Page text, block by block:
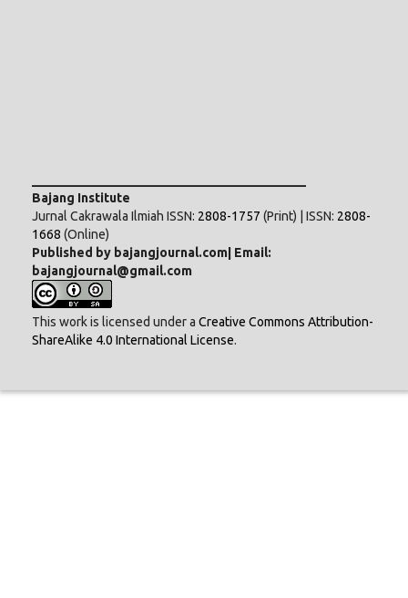
Bajang Institute
Jurnal Cakrawala Ilmiah ISSN: 2808-1757 (Print) | ISSN: 2808-
1668 (Online)
Published by bajangjournal.com| Email:
bajangjournal@gmail.com
This work is licensed under a Creative Commons Attribution-
ShareAlike 4.0 International License.